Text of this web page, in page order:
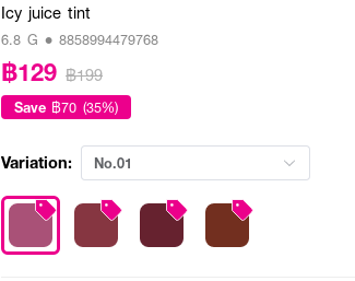
Icy juice tint
6.8 G • 8858994479768
฿129 ฿199
Save ฿70 (35%)
Variation: No.01